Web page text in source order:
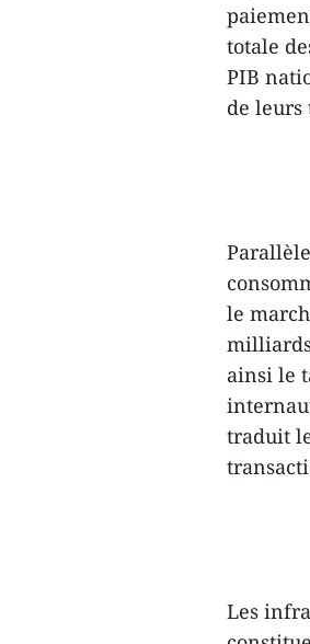
totale
PIB
de leurs
le
ainsi le
traduit
Les